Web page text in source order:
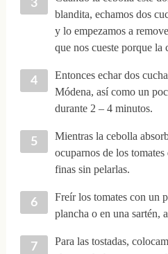
blandita, echamos dos
y lo empezamos a
que nos cueste porque la
Entonces echar dos
Módena, así como un
durante 2 – 4 minutos.
Mientras la cebolla
ocuparnos de los
finas sin pelarlas.
Freír los tomates con un
plancha o en una sartén,
Para las tostadas,